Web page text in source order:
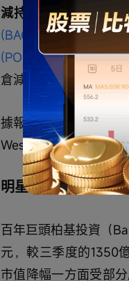
減持方面，伯克希
(BAC.US)$ 、 $亞馬
(POOL.US)$ 。除了蘋
倉減少了772.4萬股至
據報道，目前尚不清
Weschler操盤，這些
明星科技股操作分
百年巨頭柏基投資（
元，較三季度的1350
市值降幅一方面受部